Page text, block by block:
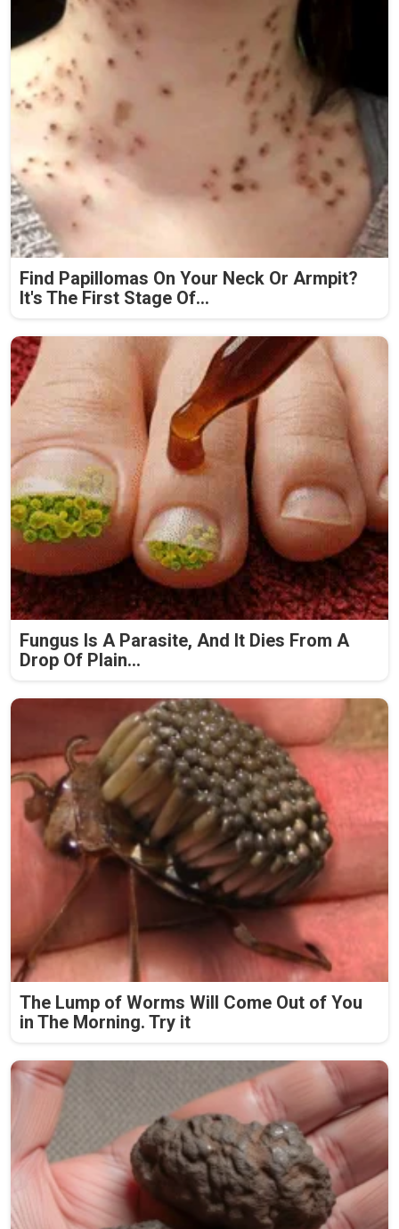
Find Papillomas On Your Neck Or Armpit?
It's The First Stage Of...
Fungus Is A Parasite, And It Dies From A
Drop Of Plain...
The Lump of Worms Will Come Out of You
in The Morning. Try it